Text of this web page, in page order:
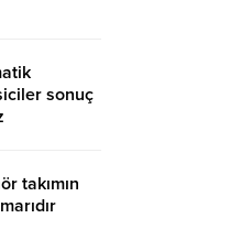
sonuç
takımın